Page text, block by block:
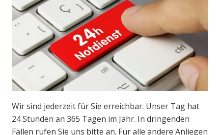
Wir sind jederzeit für Sie erreichbar. Unser Tag hat
24 Stunden an 365 Tagen im Jahr. In dringenden
Fällen rufen Sie uns bitte an. Für alle andere Anliegen